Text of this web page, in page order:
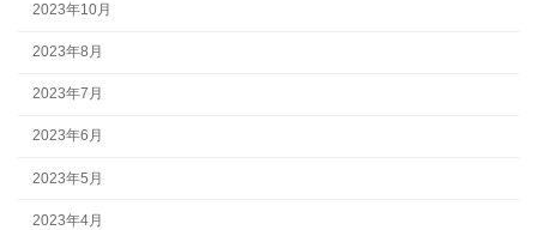
2023年10月
2023年8月
2023年7月
2023年6月
2023年5月
2023年4月